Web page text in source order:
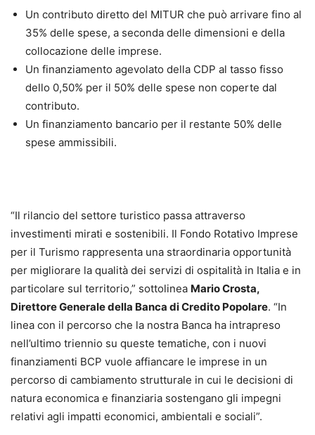
Un contributo diretto del MITUR che può arrivare fino al
35% delle spese, a seconda delle dimensioni e della
collocazione delle imprese.
Un finanziamento agevolato della CDP al tasso fisso
dello 0,50% per il 50% delle spese non coperte dal
contributo.
Un finanziamento bancario per il restante 50% delle
spese ammissibili.
“Il rilancio del settore turistico passa attraverso
investimenti mirati e sostenibili. Il Fondo Rotativo Imprese
per il Turismo rappresenta una straordinaria opportunità
per migliorare la qualità dei servizi di ospitalità in Italia e in
particolare sul territorio,” sottolinea Mario Crosta,
Direttore Generale della Banca di Credito Popolare. “In
linea con il percorso che la nostra Banca ha intrapreso
nell’ultimo triennio su queste tematiche, con i nuovi
finanziamenti BCP vuole affiancare le imprese in un
percorso di cambiamento strutturale in cui le decisioni di
natura economica e finanziaria sostengano gli impegni
relativi agli impatti economici, ambientali e sociali”.